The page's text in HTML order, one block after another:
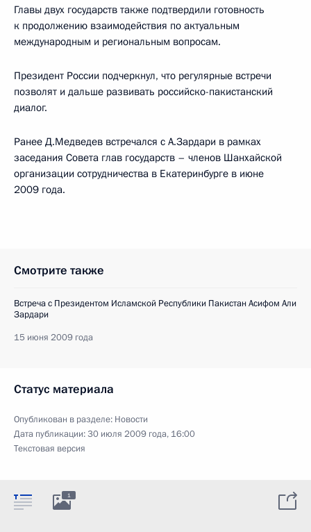
Главы двух государств также подтвердили готовность
к продолжению взаимодействия по актуальным
международным и региональным вопросам.
Президент России подчеркнул, что регулярные встречи
позволят и дальше развивать российско-пакистанский
диалог.
Ранее Д.Медведев встречался с А.Зардари в рамках
заседания Совета глав государств – членов Шанхайской
организации сотрудничества в Екатеринбурге в июне
2009 года.
Смотрите также
Встреча с Президентом Исламской Республики Пакистан Асифом Али
Зардари
15 июня 2009 года
Статус материала
Опубликован в разделе: Новости
Дата публикации:30 июля 2009 года, 16:00
Текстовая версия
1